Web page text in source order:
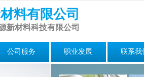
料有限公司
新材料科技有限公司
公司服务 职业发展 联系我